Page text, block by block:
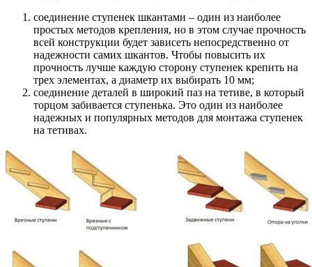
соединение ступенек шкантами – один из наиболее
простых методов крепления, но в этом случае прочность
всей конструкции будет зависеть непосредственно от
надежности самих шкантов. Чтобы повысить их
прочность лучше каждую сторону ступенек крепить на
трех элементах, а диаметр их выбирать 10 мм;
соединение деталей в широкий паз на тетиве, в который
торцом забивается ступенька. Это один из наиболее
надежных и популярных методов для монтажа ступенек
на тетивах.